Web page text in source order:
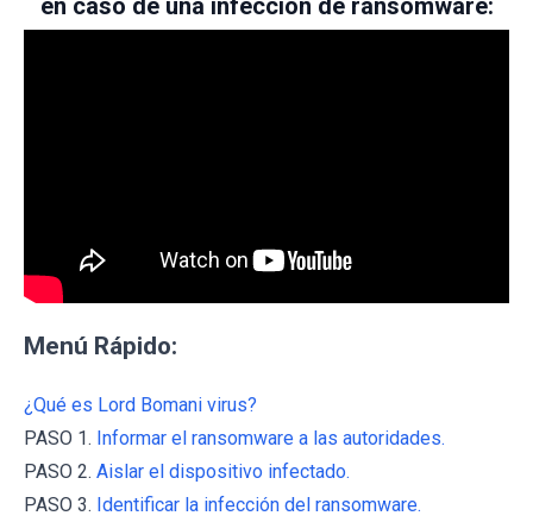
en caso de una infección de ransomware:
Menú Rápido:
¿Qué es Lord Bomani virus?
PASO 1. Informar el ransomware a las autoridades.
PASO 2. Aislar el dispositivo infectado.
PASO 3. Identificar la infección del ransomware.